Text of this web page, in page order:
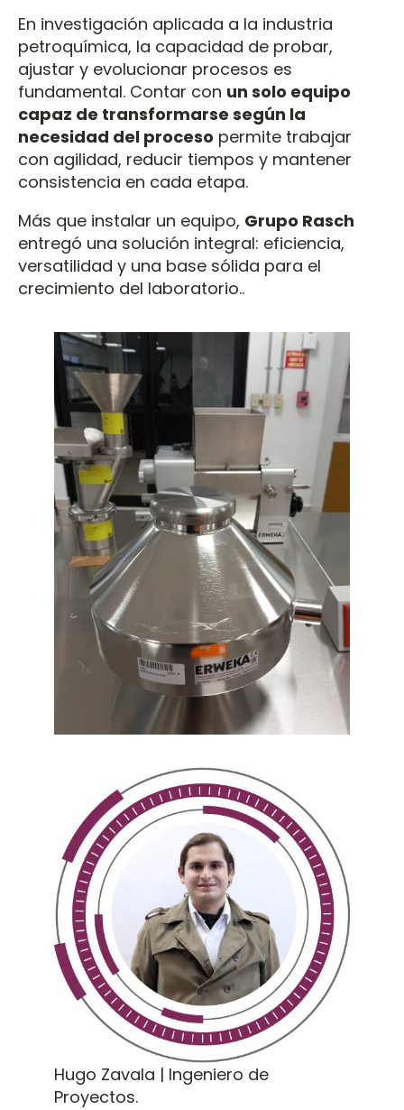
En investigación aplicada a la industria
petroquímica, la capacidad de probar,
ajustar y evolucionar procesos es
fundamental. Contar con un solo equipo
capaz de transformarse según la
necesidad del proceso permite trabajar
con agilidad, reducir tiempos y mantener
consistencia en cada etapa.
Más que instalar un equipo, Grupo Rasch
entregó una solución integral: eficiencia,
versatilidad y una base sólida para el
crecimiento del laboratorio..
Hugo Zavala | Ingeniero de
Proyectos.